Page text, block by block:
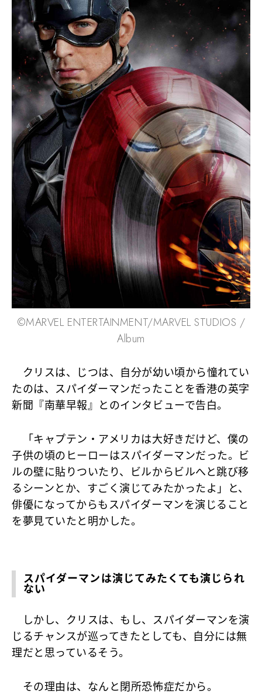
©MARVEL ENTERTAINMENT/MARVEL STUDIOS /
Album
クリスは、じつは、自分が幼い頃から憧れてい
たのは、 スパイダーマンだったことを香港の英字
新聞『南華早報』とのインタビューで告白。
「キャプテン・アメリカは大好きだけど、僕の
子供の頃のヒーローはスパイダーマンだった。ビ
ルの壁に貼りついたり、ビルからビルへと跳び移
るシーンとか、すごく演じてみたかったよ」と、
俳優になってからもスパイダーマンを演じること
を夢見ていたと明かした。
スパイダーマンは演じてみたくても演じられ
ない
しかし、クリスは、もし、スパイダーマンを演
じるチャンスが巡ってきたとしても、自分には無
理だと思っているそう。
その理由は、なんと閉所恐怖症だから。